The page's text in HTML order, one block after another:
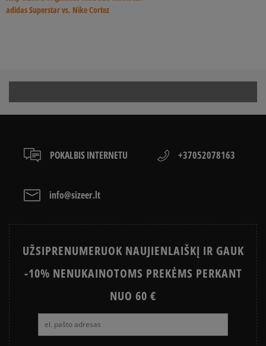
batai turėtų tapti neatskiriama visumos dalimi. Tačiau vis dar
trumpesniu kirpimu ir juodos bei pilkos spalvos Nike Killshot 2
adidas Superstar vs. Nike Cortez
POKALBIS INTERNETU +37052078163
info@sizeer.lt
UŽSIPRENUMERUOK NAUJIENLAIŠKĮ IR GAUK
-10% NENUKAINOTOMS PREKĖMS PERKANT
NUO 60 €